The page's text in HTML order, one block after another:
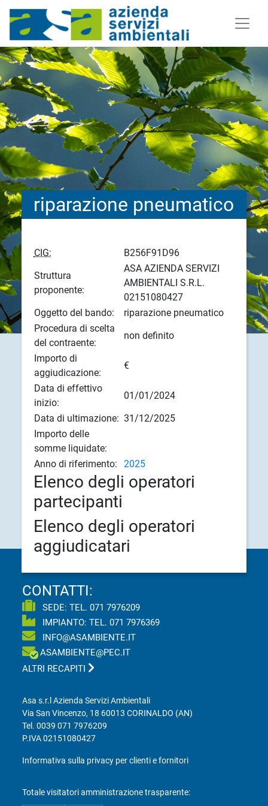
riparazione pneumatico
CIG:
B256F91D96
Struttura
proponente:
ASA AZIENDA SERVIZI
AMBIENTALI S.R.L.
02151080427
Oggetto del bando:
riparazione pneumatico
Procedura di scelta
del contraente:
non definito
Importo di
aggiudicazione:
€
Data di effettivo
inizio:
01/01/2024
Data di ultimazione: 31/12/2025
Importo delle
somme liquidate:
Anno di riferimento:
2025
Elenco degli operatori
partecipanti
Elenco degli operatori
aggiudicatari
CONTATTI:
SEDE: TEL.071 7976209
IMPIANTO: TEL.071 7976369
INFO@ASAMBIENTE.IT
ASAMBIENTE@PEC.IT
ALTRI RECAPITI
Asa s.r.l Azienda Servizi Ambientali
Via San Vincenzo, 18 60013 CORINALDO (AN)
Tel.0039 071 7976209
P.IVA 02151080427
Informativa sulla privacy per clienti e fornitori
Totale visitatori amministrazione trasparente: